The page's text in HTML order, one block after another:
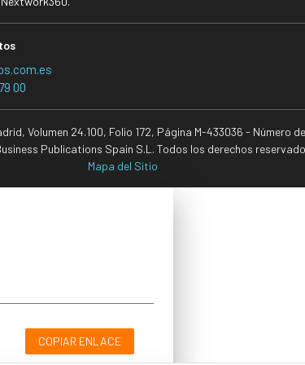
00
Volumen 24.100, Folio 172, Página M-433036 - Número
Publications Spain S.L. Todos los derechos
Mapa del Sitio
COPIAR ENLACE